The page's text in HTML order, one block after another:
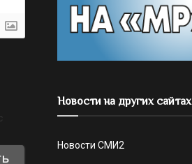
Новости на других сайтах
Новости СМИ2